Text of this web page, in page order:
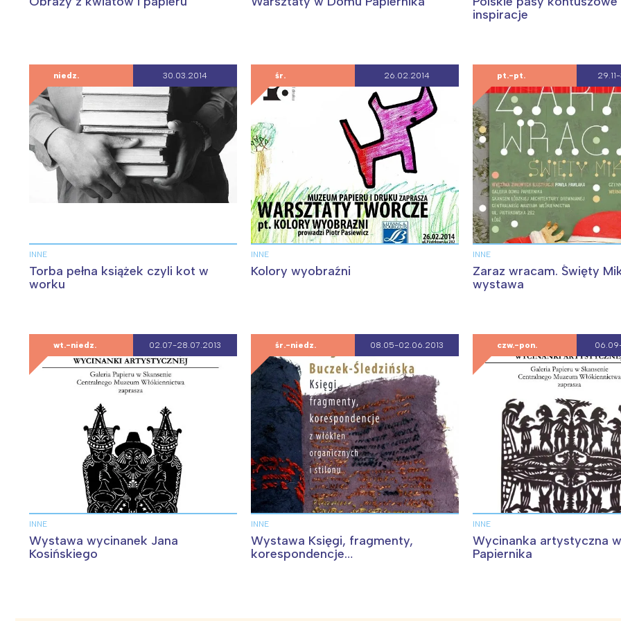
inspiracje
niedz. 30.03.2014
INNE
Torba pełna książek czyli kot w
worku
śr. 26.02.2014
INNE
Kolory wyobraźni
pt.-pt.
INNE
Zaraz wracam. Święty
wystawa
wt.-niedz. 02.07-28.07.2013
INNE
Wystawa wycinanek Jana
Kosińskiego
śr.-niedz. 08.05-02.06.2013
INNE
Wystawa Księgi, fragmenty,
korespondencje…
czw.-pon.
INNE
Wycinanka artystyczna
Papiernika